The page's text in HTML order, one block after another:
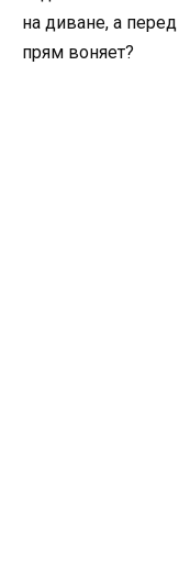
на диване, а
прям воняет?